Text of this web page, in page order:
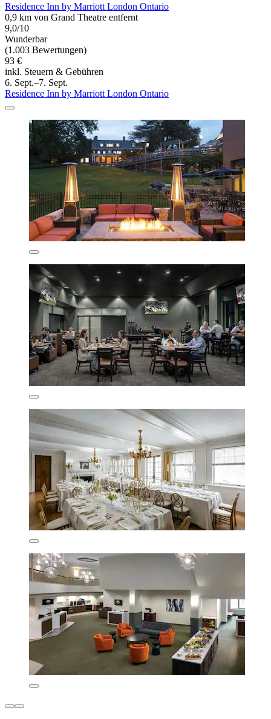
Residence Inn by Marriott London Ontario
0,9 km von Grand Theatre entfernt
9,0/10
Wunderbar
(1.003 Bewertungen)
93 €
inkl. Steuern & Gebühren
6. Sept.–7. Sept.
Residence Inn by Marriott London Ontario